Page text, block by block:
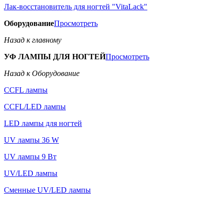
Лак-восстановитель для ногтей "VitaLack"
ОборудованиеПросмотреть
Назад к главному
УФ ЛАМПЫ ДЛЯ НОГТЕЙПросмотреть
Назад к Оборудование
CCFL лампы
CCFL/LED лампы
LED лампы для ногтей
UV лампы 36 W
UV лампы 9 Вт
UV/LED лампы
Сменные UV/LED лампы